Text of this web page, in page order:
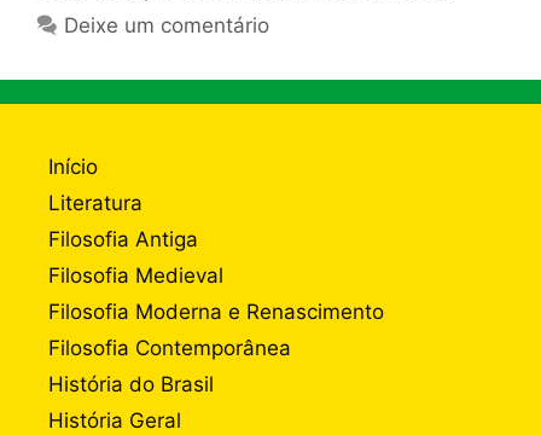
Deixe um comentário
Início
Literatura
Filosofia Antiga
Filosofia Medieval
Filosofia Moderna e Renascimento
Filosofia Contemporânea
História do Brasil
História Geral